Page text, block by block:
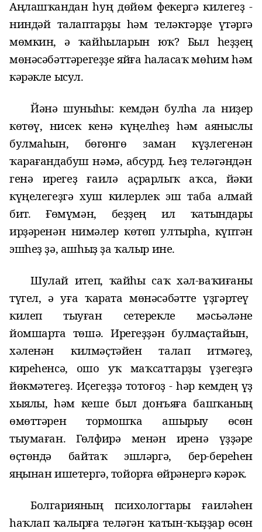
Аңлашҡандан һуң дөйөм фекергә килегеҙ -
ниндәй талаптарҙы һәм теләктәрҙе үтәргә
мөмкин, ә ҡайһыларын юҡ? Был һеҙҙең
мөнәсәбәттәрегеҙҙе яйға һаласаҡ мөһим һәм
кәрәкле ысул.
Йәнә шуныһы: кемдән булһа ла ниҙер
көтөү, нисек кенә күңелһеҙ һәм аяныслы
булмаһын, бөгөнгө заман күҙлегенән
ҡарағандабуш нәмә, абсурд. Һеҙ теләгәндән
генә ирегеҙ ғаилә аҫрарлыҡ аҡса, йәки
күңелегеҙгә хуш килерлек эш таба алмай
бит.Ғөмүмән, беҙҙең ил ҡатындары
ирҙәренән нимәлер көтөп ултырһа, күптән
эшһеҙ ҙә, ашһыҙ ҙаҡалырине.
Шулай итеп, ҡайһы саҡхәл-ваҡиғаны
түгел, ә уға ҡарата мөнәсәбәтте үҙгәртеү
килеп тыуған сетерекле мәсьәләне
йомшарта төшә. Ирегеҙҙән булмаҫтайын,
хәленән килмәҫтәйен талап итмәгеҙ,
киреһенсә, ошо уҡ маҡсаттарҙы
үҙегеҙгә
йөкмәтегеҙ. Иҫегеҙҙә тотоғоҙ - һәр кемдең үҙ
хыялы, һәм кеше был донъяға башҡаның
өмөттәрен тормошҡа ашырыу өсөн
тыумаған. Гөлфирә менәниренә үҙҙәре
өҫтөндә байтаҡ эшләргә, бер-береһен
яңынан ишетергә, тойорға өйрәнергә кәрәк.
Болгарияның психологтары ғаиләһен
һаҡлап ҡалырға теләгән ҡатын-ҡыҙҙар өсөн